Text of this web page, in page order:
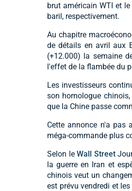
brut américain WTI et le
baril, respectivement.
Au chapitre
de détails en avril aux
(+12.000) la semaine
l'effet de la flambée du
Les investisseurs
son homologue
que la Chine passe
Cette annonce n'a pas
méga-commande plus
Selon leWall Street
la guerre en Iran et
chinois veut un
est prévu vendredi et